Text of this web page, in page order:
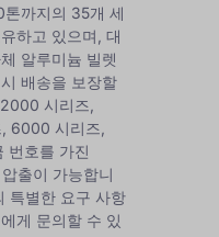
까지의 35개 세
하고 있으며, 대
알루미늄 빌렛
배송을 보장할
시리즈,
6000 시리즈,
번호를 가진
출이 가능합니
특별한 요구 사항
게 문의할 수 있